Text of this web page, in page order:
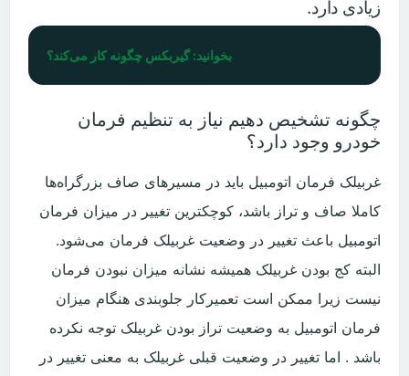
زیادی دارد.
بخوانید: گیربکس چگونه کار می‌کند؟
چگونه تشخیص دهیم نیاز به تنظیم فرمان
خودرو وجود دارد؟
غربیلک فرمان اتومبیل باید در مسیرهای صاف بزرگراه‌ها
کاملا صاف و تراز باشد، کوچکترین تغییر در میزان فرمان
اتومبیل باعث تغییر در وضعیت غربیلک فرمان می‌شود.
البته کج بودن غربیلک همیشه نشانه میزان نبودن فرمان
نیست زیرا ممکن است تعمیرکار جلوبندی هنگام میزان
فرمان اتومبیل به وضعیت تراز بودن غربیلک توجه نکرده
باشد . اما تغییر در وضعیت قبلی غربیلک به معنی تغییر در